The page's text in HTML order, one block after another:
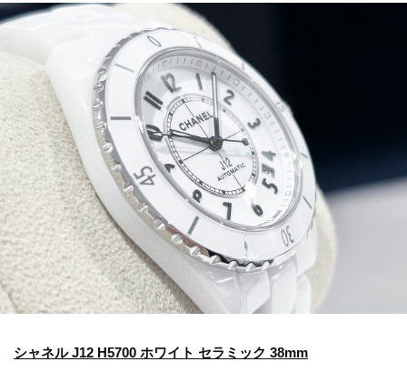
シャネル J12 H5700 ホワイト セラミック 38mm